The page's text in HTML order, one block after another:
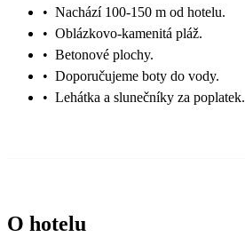
• Nachází 100-150 m od hotelu.
• Oblázkovo-kamenitá pláž.
• Betonové plochy.
• Doporučujeme boty do vody.
• Lehátka a slunečníky za poplatek.
O hotelu